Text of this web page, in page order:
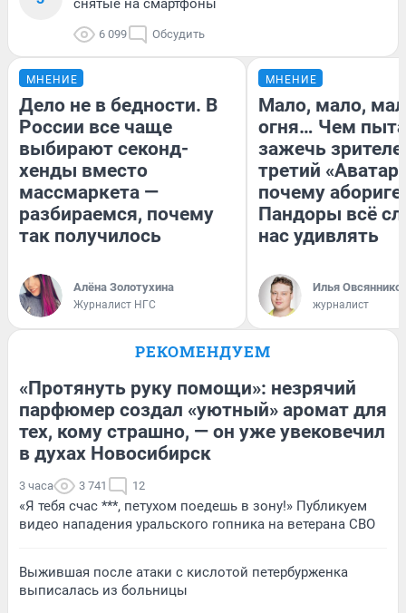
снятые на смартфоны
6 099 Обсудить
МНЕНИЕ
Дело не в бедности. В
России все чаще
выбирают секонд-
хенды вместо
массмаркета —
разбираемся, почему
так получилось
Алёна Золотухина
Журналист НГС
МНЕНИЕ
Мало, мало,
огня… Чем
зажечь
третий
почему
Пандоры всё
нас удивлять
Илья
журналист
РЕКОМЕНДУЕМ
«Протянуть руку помощи»: незрячий
парфюмер создал «уютный» аромат для
тех, кому страшно, — он уже увековечил
в духах Новосибирск
3 часа 3 741 12
«Я тебя счас ***, петухом поедешь в зону!» Публикуем
видео нападения уральского гопника на ветерана СВО
Выжившая после атаки с кислотой петербурженка
выписалась из больницы